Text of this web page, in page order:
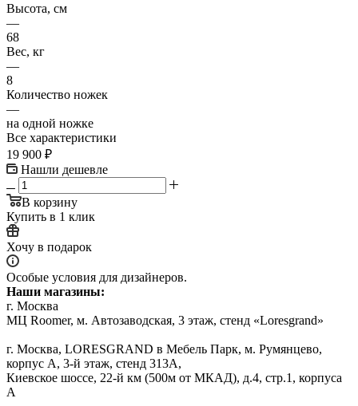
Высота, см
—
68
Вес, кг
—
8
Количество ножек
—
на одной ножке
Все характеристики
19 900 ₽
Нашли дешевле
В корзину
Купить в 1 клик
Хочу в подарок
Особые условия для дизайнеров.
Наши магазины:
г. Москва
МЦ Roomer, м. Автозаводская, 3 этаж, стенд «Loresgrand»
г. Москва, LORESGRAND в Мебель Парк, м. Румянцево,
корпус А, 3-й этаж, стенд 313А,
Киевское шоссе, 22-й км (500м от МКАД), д.4, стр.1, корпуса
А